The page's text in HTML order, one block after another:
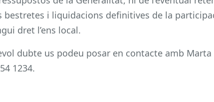
bestretes i liquidacions definitives de la
dret l’ens local.
dubte us podeu posar en contacte amb Marta
1234.